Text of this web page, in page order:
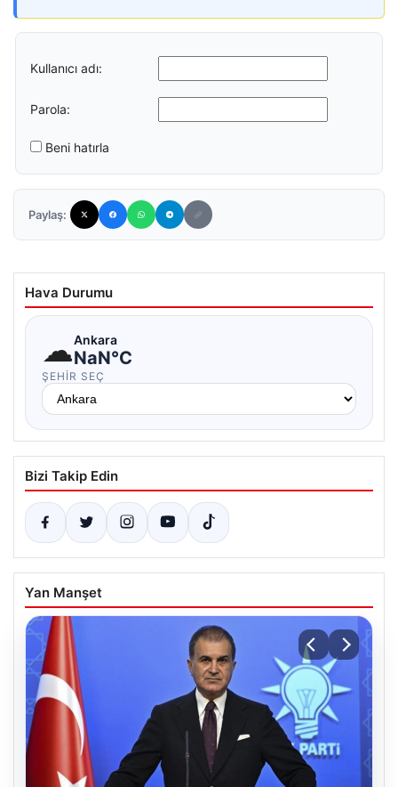
Kullanıcı adı:
Parola:
Beni hatırla
Paylaş:
Hava Durumu
☁Ankara
NaN°C
ŞEHIR SEÇ
Bizi Takip Edin
Yan Manşet